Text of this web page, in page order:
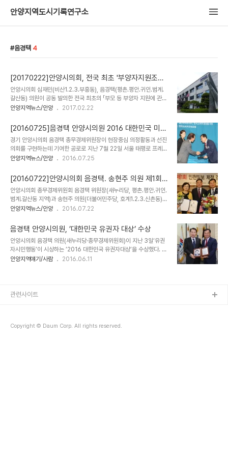
안양지역도시기록연구소
음경택 4
[20170222]안양시의회, 전국 최초 '부양자지원조례'
의결
안양시의회 심재민(비산1․2․3․부흥동), 음경택(평촌․평안․귀인․범계․
갈산동) 의원이 공동 발의한 전국 최초의 「부모 등 부양자 지원에 관한
조례」안이 최근 열린 제228회 임시회 본회의에서 최종의결 됐다. 심
써 고령사회가 처해있는 문제를 해결하는 하나의 방안으로 부모 등을
부양하고 있는 가정에 공공시설 사용료 등 지원으로 경로효친의 건전
한 가족제도 정착과 지역사회의 효 문화 확산을 목적으로 조례를 발의
했다. 주요내용을 보면 △부모 등, 부양자에 대한 용어 정의 △지원대
상(市에 1년이상 거주, 85세이상 직계존속과 직계비속을 포함한 3세
원 수강료, 공영주차장 및 장사시설 사용..
안양지역뉴스/안양 2017.02.22
[20160725]음경택 안양시의원 2016 대한민국 미래
경영대상 수상
경기 안양시의회 음경택 총무경제위원장이 현장중심 의정활동과 선진
의회를 구현하는데 기여한 공로로 지난 7월 22일 서울 태평로 프레스
센터에서 개최된 2016 대한민국 미래경영대상 시상식에서 지방자치·
코리아헤럴드가 주최한 ‘2016 대한민국 미래경영 대상'은 지난 6월
부터 한 달 간 공모가 실시됐으며, 헤럴드경제와 한국소비자경영평가
원, 한국소비자연대포럼이 공동으로 구성한 심사위원회의 평가를 거
쳐 최종 대상자가 선정됐다. 음 위원(새누리당, 평촌․평안․귀인․범계․갈
산동 지역)은 평소 투철한 사명감과 봉사정신으로 오랜 기간 지역사회
정적인 의정활동 공로로 민주평통 자문회의 대통령표..
안양지역뉴스/안양 2016.07.25
[20160722]안양시의회 음경택. 송현주 의원 제1회
경기의정대상 수상
안양시의회 총무경제위원회 음경택 위원장(새누리당, 평촌․평안․귀인․
범계․갈산동 지역)과 송현주 의원(더불어민주당, 호계1․2․3․신촌동)이
지난 21일 수원 캐슬호텔에서 열린, 인천일보 ‘제1회 경기의정대상’을
과 주민 주권 향상을 위해 노력하는 경기도 광역의원과 도내 31개 시·
군 기초의원을 찾아, 의정활동·예산절감·주민소통·정책연구·우수조례·
매니페스토 부문에서 도의원 및 시의원 각 부문별 1명을 선정했으며,
음 위원장은 예산절감 부문, 송 의원은 매니페스토 부문을 수상했다.
음범택 위원은 최근 중소상공인 권익보호를 위한 ‘안양시 소상공인 지
안양지역뉴스/안양 2016.07.22
음경택 안양시의원, ’대한민국 유권자 대상’ 수상
안양시의회 음경택 의원(새누리당·총무경제위원회)이 지난 3일‘유권
자시민행동’이 시상하는 ‘2016 대한민국 유권자대상’을 수상했다. 유
권자시민행동은 전국직능경제인단체총연합회, 중소기업, 상공인, 시
양시 기부자 예우에 관한 조례안 등 4건의 조례안을 발의했으며, 상임
큰 영광으로 생각한다”며 “앞으로 지역사회 발전과..
안양지역얘기/사람 2016.06.11
Copyright © Daum Corp. All rights reserved.
관련사이트